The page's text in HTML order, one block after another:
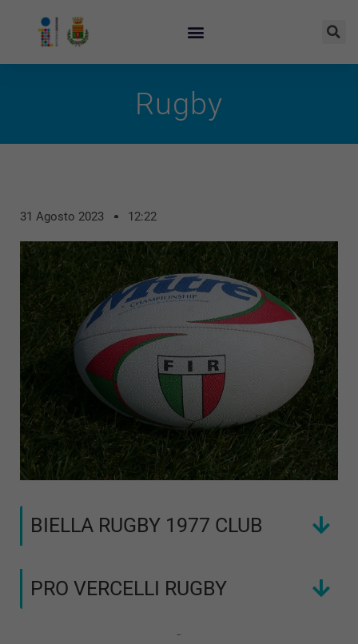
Rugby
31 Agosto 2023 12:22
BIELLA RUGBY 1977 CLUB
PRO VERCELLI RUGBY